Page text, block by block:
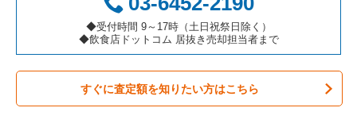
◆受付時間 9～17時（土日祝祭日除く）
◆飲食店ドットコム 居抜き売却担当者まで
すぐに査定額を知りたい方はこちら